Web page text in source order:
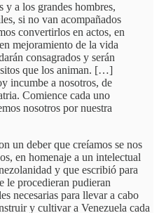
y a los grandes hombres,
si no van acompañados
convertirlos en actos, en
mejoramiento de la vida
consagrados y serán
que los animan. […]
incumbe a nosotros, de
Comience cada uno
nosotros por nuestra
un deber que creíamos se nos
en homenaje a un intelectual
y que escribió para
le procedieran pudieran
necesarias para llevar a cabo
y cultivar a Venezuela cada